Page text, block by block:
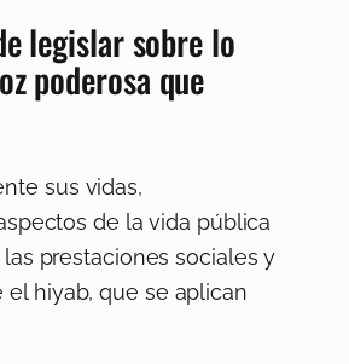
legislar sobre lo
poderosa que
sus vidas,
de la vida pública
prestaciones sociales y
hiyab, que se aplican